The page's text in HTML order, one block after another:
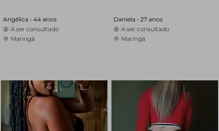
Angélica • 44 anos
A ser consultado
Maringá
Daniela • 27 anos
A ser consultado
Maringá